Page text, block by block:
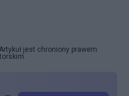
jest chroniony prawem